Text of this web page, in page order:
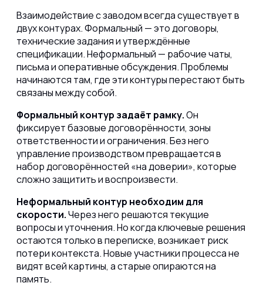
Взаимодействие с заводом всегда существует в
двух контурах. Формальный — это договоры,
технические задания и утверждённые
спецификации. Неформальный — рабочие чаты,
письма и оперативные обсуждения. Проблемы
начинаются там, где эти контуры перестают быть
связаны между собой.
Формальный контур задаёт рамку.Он
фиксирует базовые договорённости, зоны
ответственности и ограничения. Без него
управление производством превращается в
набор договорённостей «на доверии», которые
сложно защитить и воспроизвести.
Неформальный контур необходим для
скорости.Через него решаются текущие
вопросы и уточнения. Но когда ключевые решения
остаются только в переписке, возникает риск
потери контекста. Новые участники процесса не
видят всей картины, а старые опираются на
память.